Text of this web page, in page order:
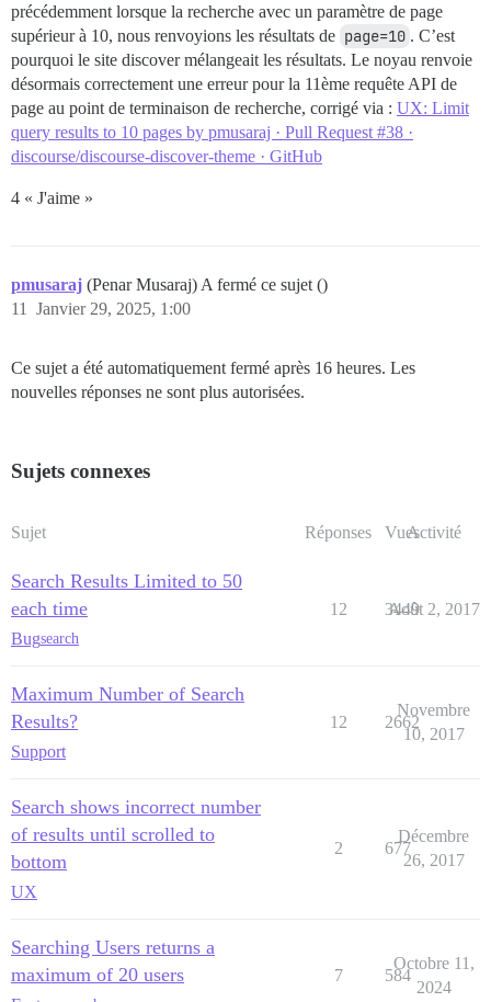
précédemment lorsque la recherche avec un paramètre de page
supérieur à 10, nous renvoyions les résultats de page=10 . C’est
pourquoi le site discover mélangeait les résultats. Le noyau renvoie
désormais correctement une erreur pour la 11ème requête API de
page au point de terminaison de recherche, corrigé via : UX: Limit
query results to 10 pages by pmusaraj · Pull Request #38 ·
discourse/discourse-discover-theme · GitHub
4 « J'aime »
pmusaraj (Penar Musaraj) A fermé ce sujet ()
Janvier 29, 2025, 1:00
11
Ce sujet a été automatiquement fermé après 16 heures. Les
nouvelles réponses ne sont plus autorisées.
Sujets connexes
Sujet Réponses VuesActivité
Search Results Limited to 50
each time
Bugsearch
12 3449
Août 2, 2017
Maximum Number of Search
Results?
Support
12 2662
Novembre
10, 2017
Search shows incorrect number
of results until scrolled to
bottom
UX
2 677
Décembre
26, 2017
Searching Users returns a
maximum of 20 users
7 584
Octobre 11,
2024